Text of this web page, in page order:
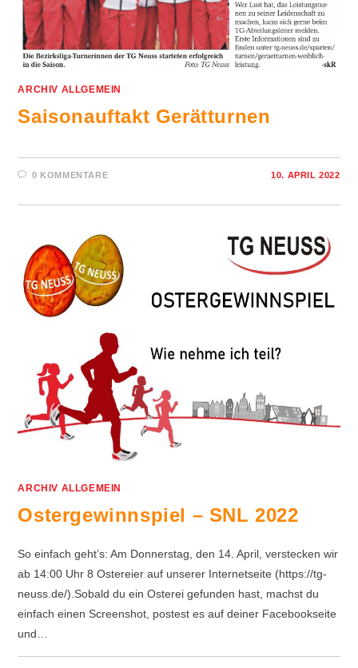
ARCHIV ALLGEMEIN
Saisonauftakt Gerätturnen
0 KOMMENTARE 10. APRIL 2022
ARCHIV ALLGEMEIN
Ostergewinnspiel – SNL 2022
So einfach geht’s: Am Donnerstag, den 14. April, verstecken wir
ab 14:00 Uhr 8 Ostereier auf unserer Internetseite (https://tg-
neuss.de/).Sobald du ein Osterei gefunden hast, machst du
einfach einen Screenshot, postest es auf deiner Facebookseite
und…